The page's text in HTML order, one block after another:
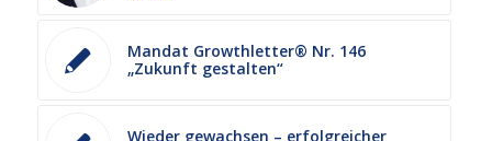
Mandat Growthletter® Nr. 146
„Zukunft gestalten“
Wieder gewachsen – erfolgreicher